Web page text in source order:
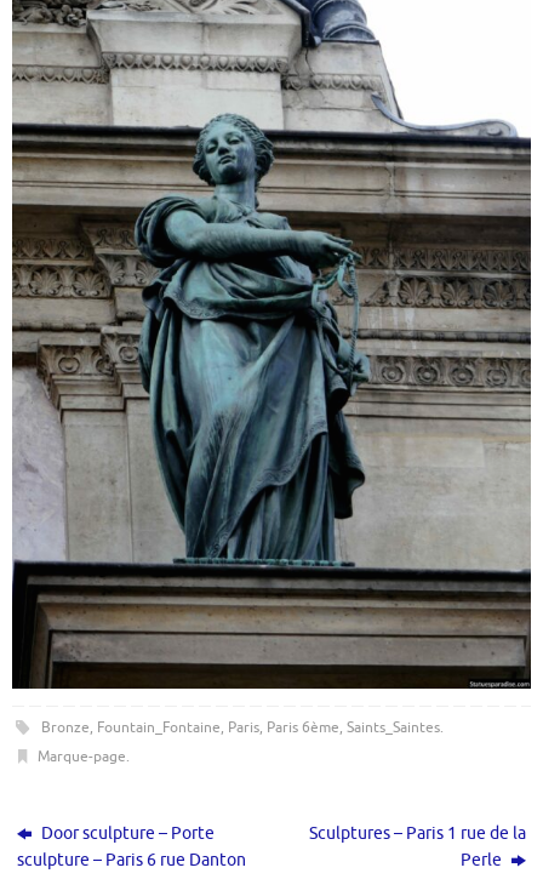
Bronze, Fountain_Fontaine, Paris, Paris 6ème, Saints_Saintes.
Marque-page.
Door sculpture – Porte
sculpture – Paris 6 rue Danton
Sculptures – Paris 1 rue de la
Perle